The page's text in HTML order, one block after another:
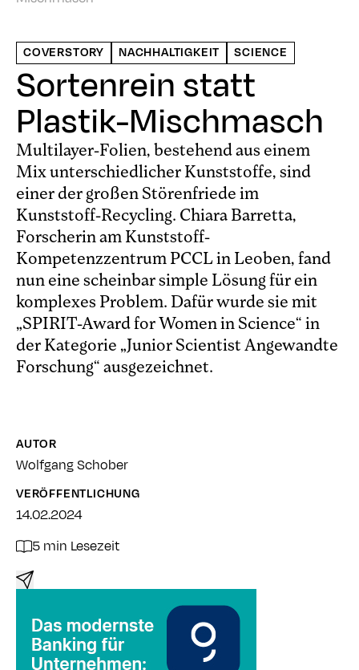
COVERSTORY NACHHALTIGKEIT SCIENCE
Sortenrein statt
Plastik-Mischmasch
Multilayer-Folien, bestehend aus einem
Mix unterschiedlicher Kunststoffe, sind
einer der großen Störenfriede im
Kunststoff-Recycling. Chiara Barretta,
Forscherin am Kunststoff-
Kompetenzzentrum PCCL in Leoben, fand
nun eine scheinbar simple Lösung für ein
komplexes Problem. Dafür wurde sie mit
„SPIRIT-Award for Women in Science“ in
der Kategorie „Junior Scientist Angewandte
Forschung“ ausgezeichnet.
AUTOR
Wolfgang Schober
VERÖFFENTLICHUNG
14.02.2024
5 min Lesezeit